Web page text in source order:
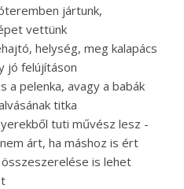
jártunk,
vettünk
helység, meg kalapács
jó felújításon
a pelenka, avagy a babák
titka
tuti művész lesz -
árt, ha máshoz is ért
is lehet